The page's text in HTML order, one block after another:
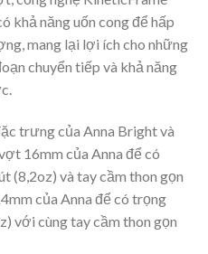
khả năng uốn cong để hấp
mang lại lợi ích cho những
chuyển tiếp và khả năng
trưng của Anna Bright và
16mm của Anna để có
(8,2oz) và tay cầm thon gọn
của Anna để có trọng
với cùng tay cầm thon gọn